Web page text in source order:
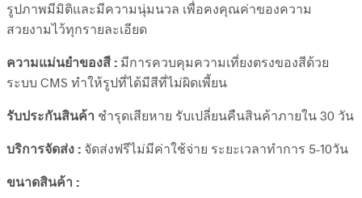
รูปภาพมีมิติและมีความนุ่มนวล เพื่อคงคุณค่าของความ
สวยงามไว้ทุกรายละเอียด
ความแม่นยำของสี : มีการควบคุมความเที่ยงตรงของสีด้วย
ระบบ CMS ทำให้รูปที่ได้มีสีที่ไม่ผิดเพี้ยน
รับประกันสินค้า ชำรุดเสียหาย รับเปลี่ยนคืนสินค้าภายใน 30 วัน
บริการจัดส่ง : จัดส่งฟรีไม่มีค่าใช้จ่าย ระยะเวลาทำการ 5-10วัน
ขนาดสินค้า :